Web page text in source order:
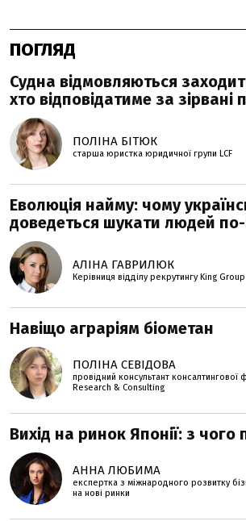
ПОГЛЯД
Судна відмовляються
хто відповідатиме за зірвані
ПОЛІНА БІТЮК
старша юристка юридичної групи LCF
Еволюція найму: чому
доведеться шукати людей
АЛІНА ГАВРИЛЮК
Керівниця відділу рекрутингу King Group
Навіщо аграріям біометан
ПОЛІНА СЕВІДОВА
провідний консультант консалтингової
Research & Consulting
Вихід на ринок Японії: з чого
АННА ЛЮБИМА
експертка з міжнародного розвитку
на нові ринки